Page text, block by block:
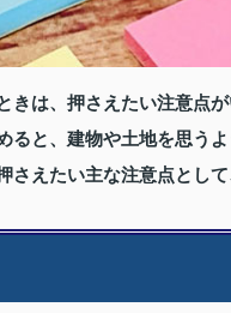
は、押さえたい注意点が
と、建物や土地を思う
さえたい主な注意点とし